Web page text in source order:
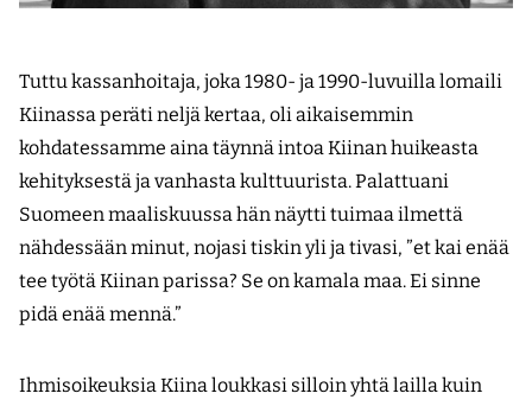
Tuttu kassanhoitaja, joka 1980- ja 1990-luvuilla lomaili
Kiinassa peräti neljä kertaa, oli aikaisemmin
kohdatessamme aina täynnä intoa Kiinan huikeasta
kehityksestä ja vanhasta kulttuurista. Palattuani
Suomeen maaliskuussa hän näytti tuimaa ilmettä
nähdessään minut, nojasi tiskin yli ja tivasi, ”et kai enää
tee työtä Kiinan parissa? Se on kamala maa. Ei sinne
pidä enää mennä.”
Ihmisoikeuksia Kiina loukkasi silloin yhtä lailla kuin